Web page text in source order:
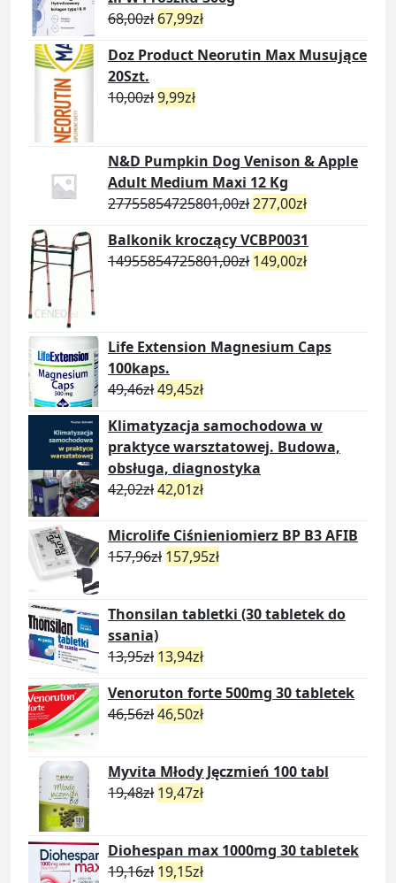
68,00zł 67,99zł
Doz Product Neorutin Max Musujące
20Szt.
10,00zł9,99zł
N&D Pumpkin Dog Venison & Apple
Adult Medium Maxi 12 Kg
27755854725801,00zł277,00zł
Balkonik kroczący VCBP0031
14955854725801,00zł 149,00zł
Life Extension Magnesium Caps
100kaps.
49,46zł49,45zł
Klimatyzacja samochodowa w
praktyce warsztatowej. Budowa,
obsługa, diagnostyka
42,02zł42,01zł
Microlife Ciśnieniomierz BP B3 AFIB
157,96zł 157,95zł
Thonsilan tabletki (30 tabletek do
ssania)
13,95zł 13,94zł
Venoruton forte 500mg 30 tabletek
46,56zł46,50zł
Myvita Młody Jęczmień 100 tabl
19,48zł 19,47zł
Diohespan max 1000mg 30 tabletek
19,16zł 19,15zł